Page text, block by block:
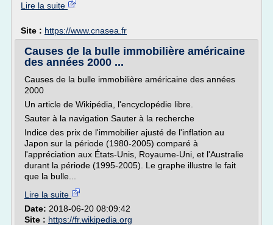
Lire la suite
Site : https://www.cnasea.fr
Causes de la bulle immobilière américaine
des années 2000 ...
Causes de la bulle immobilière américaine des années
2000
Un article de Wikipédia, l'encyclopédie libre.
Sauter à la navigation Sauter à la recherche
Indice des prix de l'immobilier ajusté de l'inflation au
Japon sur la période (1980-2005) comparé à
l'appréciation aux États-Unis, Royaume-Uni, et l'Australie
durant la période (1995-2005). Le graphe illustre le fait
que la bulle...
Lire la suite
Date: 2018-06-20 08:09:42
Site : https://fr.wikipedia.org